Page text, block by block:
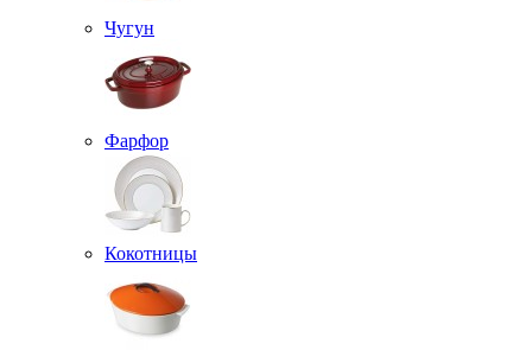
Чугун
Фарфор
Кокотницы